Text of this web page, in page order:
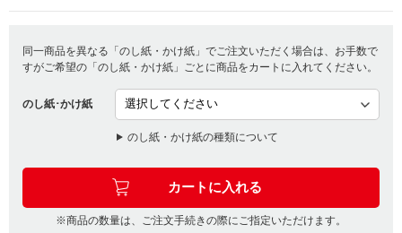
同一商品を異なる「のし紙・かけ紙」でご注文いただく場合は、お手数で
すがご希望の「のし紙・かけ紙」ごとに商品をカートに入れてください。
のし紙･かけ紙
のし紙・かけ紙の種類について
※商品の数量は、ご注文手続きの際にご指定いただけます。